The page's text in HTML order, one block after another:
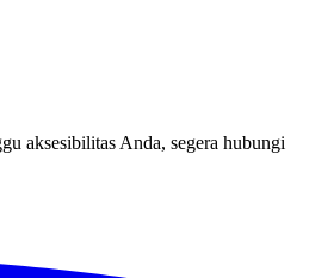
aksesibilitas Anda, segera hubungi